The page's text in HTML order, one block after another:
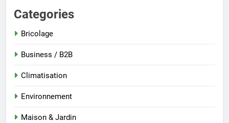
Categories
Bricolage
Business / B2B
Climatisation
Environnement
Maison & Jardin